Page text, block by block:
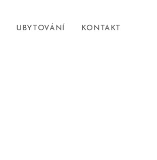
UBYTOVÁNÍ KONTAKT